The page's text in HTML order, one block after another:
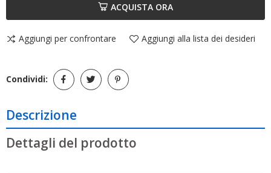
ACQUISTA ORA
Aggiungi per confrontare Aggiungi alla lista dei desideri
Condividi:
Descrizione
Dettagli del prodotto